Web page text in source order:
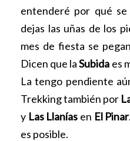
entenderé por qué se
dejas las uñas de los
mes de fiesta se
Dicen que laSubida es
La tengo pendiente
Trekking también por
y Las Llanías en El Pinar
es posible.